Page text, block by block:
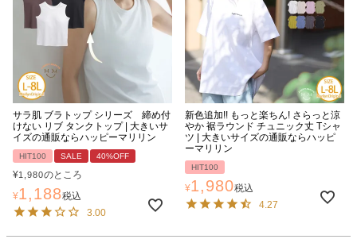
サラ肌 ブラトップ シリーズ 締め付
けない リブ タンクトップ | 大きいサ
イズの通販ならハッピーマリリン
HIT100 SALE 40%OFF
¥1,980のところ
¥1,188税込
3.00
新色追加!! もっと楽ちん! さらっと涼
やか 裾ラウンド チュニック丈 Tシャ
ツ | 大きいサイズの通販ならハッピ
ーマリリン
HIT100
¥1,980税込
4.27